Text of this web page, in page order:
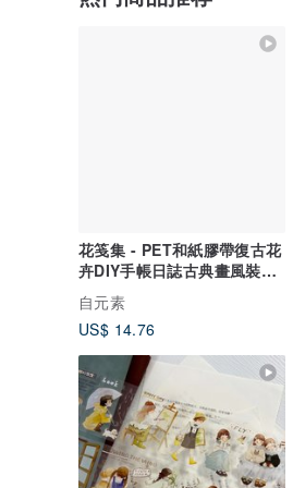
花笺集 - PET和紙膠帶復古花
卉DIY手帳日誌古典畫風裝飾
素材
自元素
US$ 14.76